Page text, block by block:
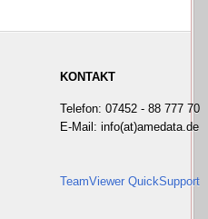
KONTAKT
Telefon: 07452 - 88 777 70
E-Mail: info(at)amedata.de
TeamViewer QuickSupport